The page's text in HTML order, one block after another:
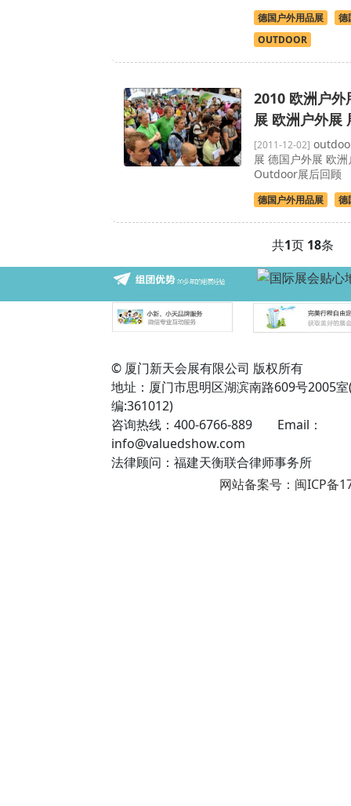
德国户外用品展
德
OUTDOOR
2010 欧洲户外
展 欧洲户外展
[2011-12-02]
展 德国户外展 欧
Outdoor展后回顾
德国户外用品展 德
共1页 18条
© 厦门新天会展有限公司 版权所有
地址：厦门市思明区湖滨南路609号2005
编:361012)
咨询热线：400-6766-889 Email：
info@valuedshow.com
法律顾问：福建天衡联合律师事务所
网站备案号：闽ICP备